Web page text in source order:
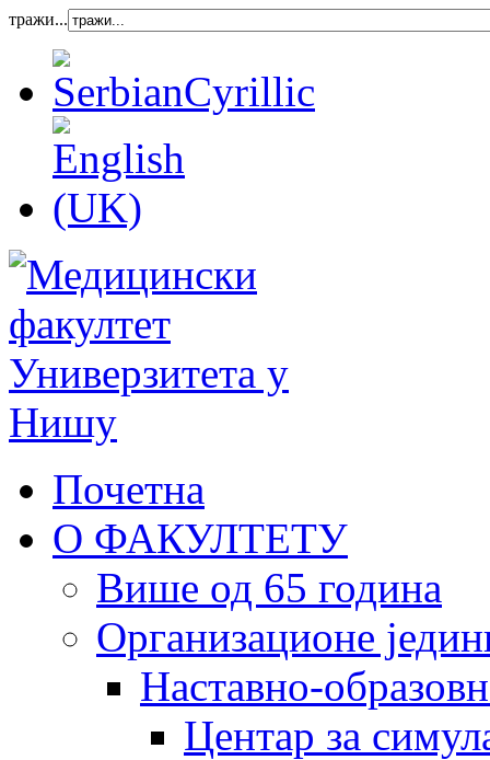
тражи...
Почетна
О ФАКУЛТЕТУ
Више од 65 година
Организационе
Наставно-
Центар за